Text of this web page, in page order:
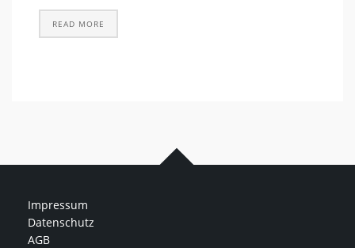
READ MORE
Impressum
Datenschutz
AGB